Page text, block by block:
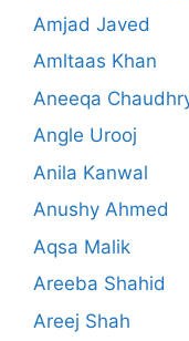
Amjad Javed
Amltaas Khan
Aneeqa
Angle Urooj
Anila Kanwal
Anushy Ahmed
Aqsa Malik
Areeba Shahid
Areej Shah